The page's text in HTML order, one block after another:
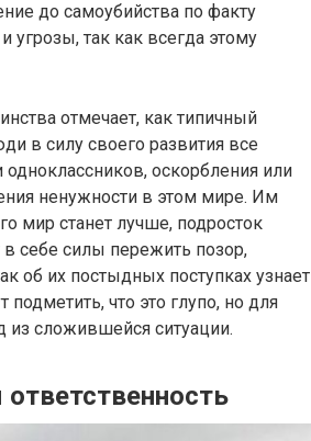
до самоубийства по факту
угрозы, так как всегда этому
отмечает, как типичный
в силу своего развития все
оскорбления или
ненужности в этом мире. Им
мир станет лучше, подросток
себе силы пережить позор,
об их постыдных поступках узнает
что это глупо, но для
из сложившейся ситуации.
ответственность